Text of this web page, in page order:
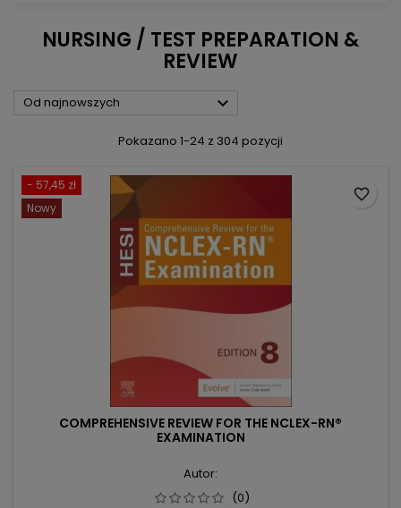
NURSING / TEST PREPARATION &
REVIEW
Od najnowszych 
Pokazano 1-24 z 304 pozycji
- 57,45 zł
Nowy
COMPREHENSIVE REVIEW FOR THE NCLEX-RN®
EXAMINATION
Autor:
(0)
favorite_border